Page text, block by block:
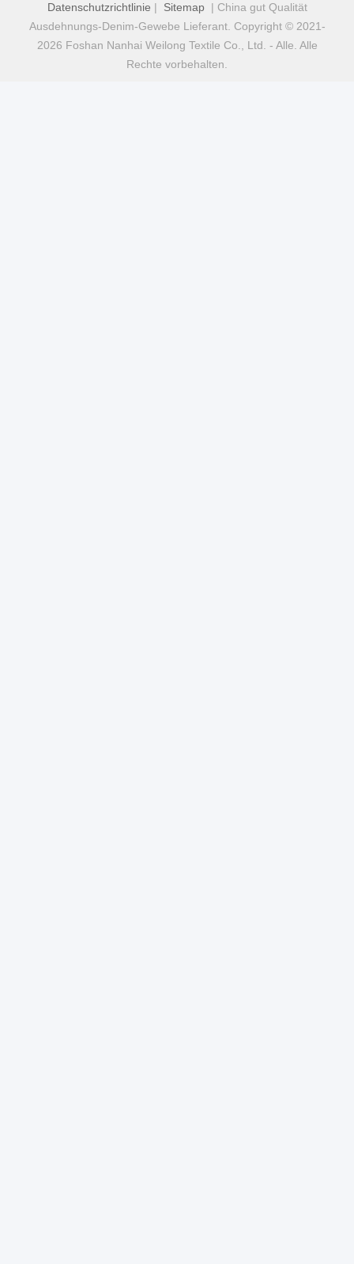
Datenschutzrichtlinie | Sitemap| China gut Qualität
Ausdehnungs-Denim-Gewebe Lieferant. Copyright © 2021-
2026 Foshan Nanhai Weilong Textile Co., Ltd. - Alle. Alle
Rechte vorbehalten.